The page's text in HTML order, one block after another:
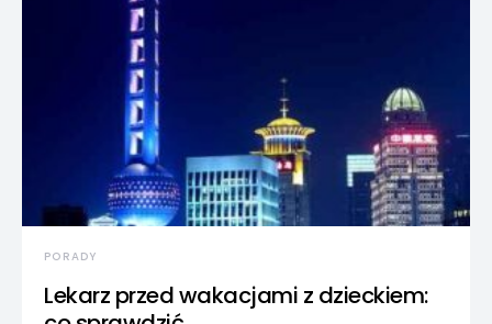
PORADY
Lekarz przed wakacjami z dzieckiem: